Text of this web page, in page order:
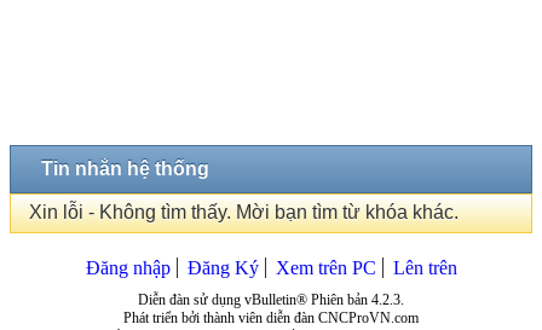
Tin nhắn hệ thống
Xin lỗi - Không tìm thấy. Mời bạn tìm từ khóa khác.
Đăng nhập Đăng Ký Xem trên PC Lên trên
Diễn đàn sử dụng vBulletin® Phiên bản 4.2.3.
Phát triển bởi thành viên diễn đàn CNCProVN.com